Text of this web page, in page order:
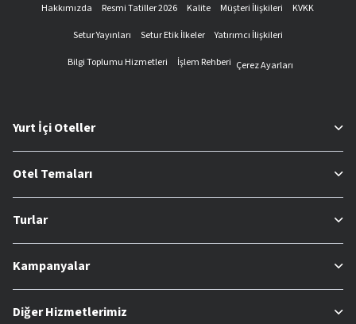
Hakkımızda Resmi Tatiller 2026 Kalite Müşteri İlişkileri
KVKK
Setur Yayınları
Setur Etik İlkeler
Yatırımcı İlişkileri
Bilgi Toplumu Hizmetleri
İşlem Rehberi Çerez Ayarları
Yurt İçi Oteller
Otel Temaları
Turlar
Kampanyalar
Diğer Hizmetlerimiz